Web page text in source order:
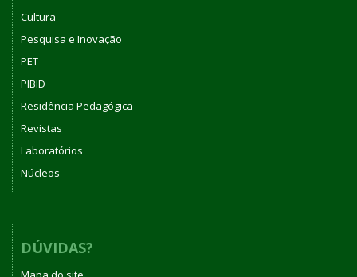
Cultura
Pesquisa e Inovação
PET
PIBID
Residência Pedagógica
Revistas
Laboratórios
Núcleos
DÚVIDAS?